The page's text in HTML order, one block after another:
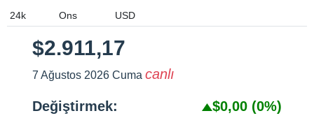
$2.911,17
7 Ağustos 2026 Cuma canlı
Değiştirmek: $0,00 (0%)